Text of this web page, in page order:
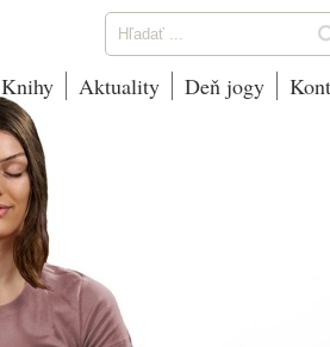
Knihy Aktuality Deň jogy